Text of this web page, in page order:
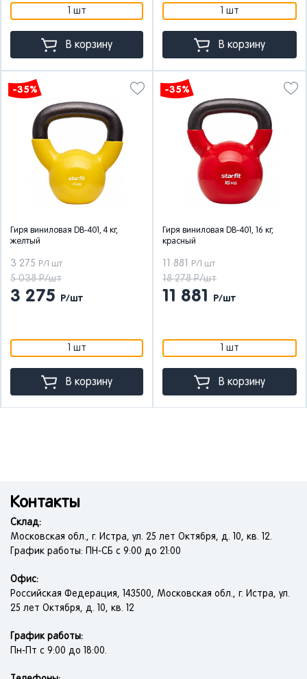
1 шт
В корзину
1 шт
В корзину
-35%
Гиря виниловая DB-401, 4 кг,
желтый
3 275 Р/1 шт
5 038 Р/шт
3 275 Р/шт
1 шт
В корзину
-35%
Гиря виниловая DB-401, 16 кг,
красный
11 881 Р/1 шт
18 278 Р/шт
11 881 Р/шт
1 шт
В корзину
Контакты
Склад:
Московская обл., г. Истра, ул. 25 лет Октября, д. 10, кв. 12.
График работы: ПН-СБ с 9:00 до 21:00
Офис:
Российская Федерация, 143500, Московская обл., г. Истра, ул.
25 лет Октября, д. 10, кв. 12
График работы:
Пн-Пт с 9:00 до 18:00.